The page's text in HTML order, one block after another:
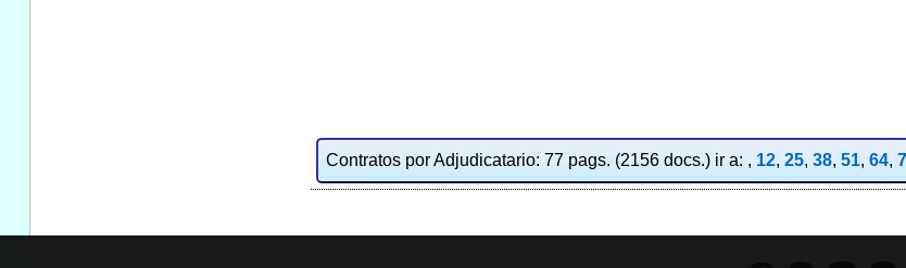
Contratos por Adjudicatario: 77 pags. (2156 docs.) ir a: , 12, 25, 38, 51, 64,